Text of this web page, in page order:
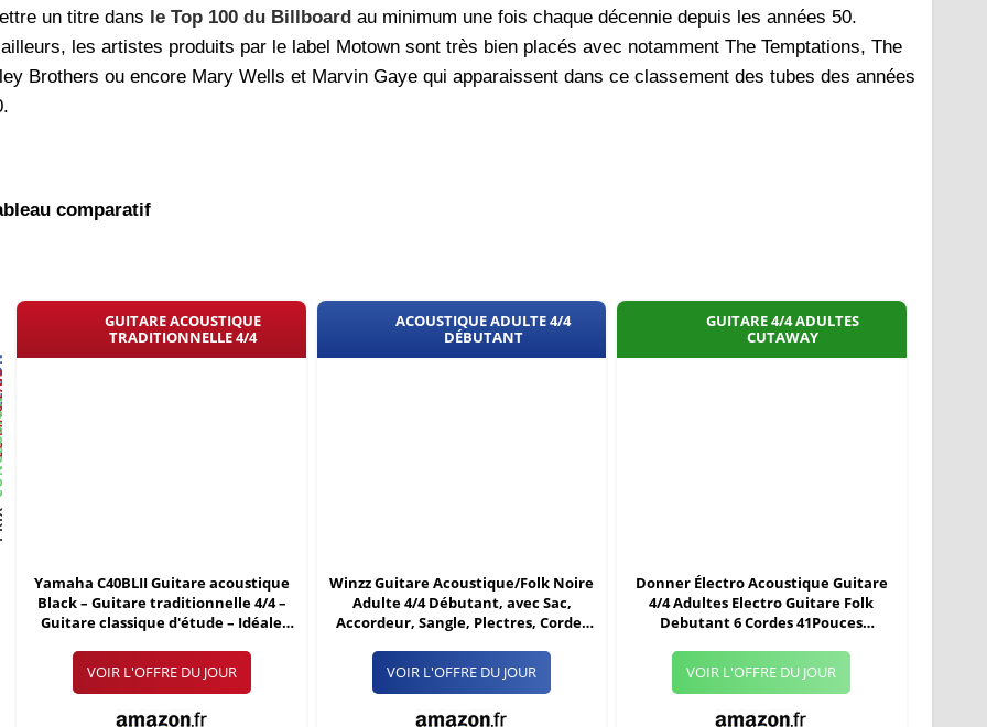
un titre dans le Top 100 du Billboard au minimum une fois chaque décennie depuis les années 50.
les artistes produits par le label Motown sont très bien placés avec notamment The Temptations, The
Brothers ou encore Mary Wells et Marvin Gaye qui apparaissent dans ce classement des tubes des années
comparatif
GUITARE ACOUSTIQUE
TRADITIONNELLE 4/4
Yamaha C40BLII Guitare acoustique
Black – Guitare traditionnelle 4/4 –
Guitare classique d'étude – Idéale
VOIR L'OFFRE DU JOUR
ACOUSTIQUE ADULTE 4/4
DÉBUTANT
Winzz Guitare Acoustique/Folk Noire
Adulte 4/4 Débutant, avec Sac,
Accordeur, Sangle, Plectres, Cordes
VOIR L'OFFRE DU JOUR
GUITARE 4/4 ADULTES
CUTAWAY
Donner Électro Acoustique Guitare
4/4 Adultes Electro Guitare Folk
Debutant 6 Cordes 41Pouces
VOIR L'OFFRE DU JOUR